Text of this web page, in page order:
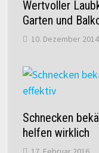
Wertvoller
Garten und
10. Dezember 2014
Schnecken
helfen wirklich